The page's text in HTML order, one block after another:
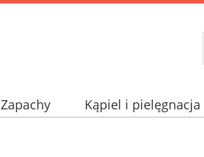
Zapachy Kąpiel i pielęgnacja